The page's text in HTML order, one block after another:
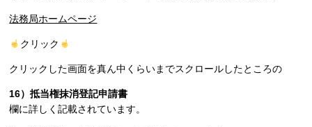
法務局ホームページ
クリック
クリックした画面を真ん中くらいまでスクロールしたところの
16）抵当権抹消登記申請書
欄に詳しく記載されています。